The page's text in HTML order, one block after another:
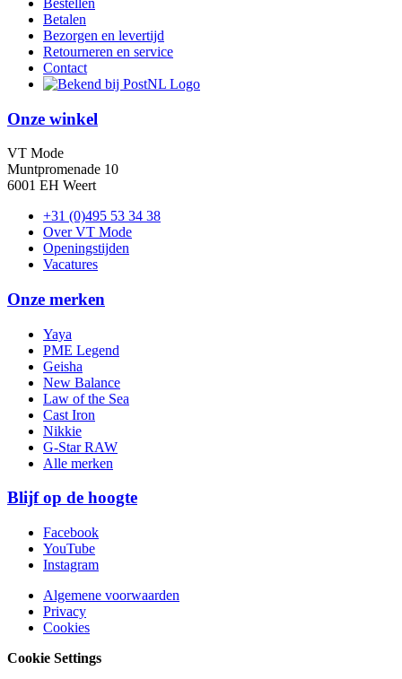
Betalen
Bezorgen en levertijd
Retourneren en service
Contact
Onze winkel
VT Mode
Muntpromenade 10
6001 EH Weert
+31 (0)495 53 34 38
Over VT Mode
Openingstijden
Vacatures
Onze merken
Yaya
PME Legend
Geisha
New Balance
Law of the Sea
Cast Iron
Nikkie
G-Star RAW
Alle merken
Blijf op de hoogte
Facebook
YouTube
Instagram
Algemene voorwaarden
Privacy
Cookies
Cookie Settings